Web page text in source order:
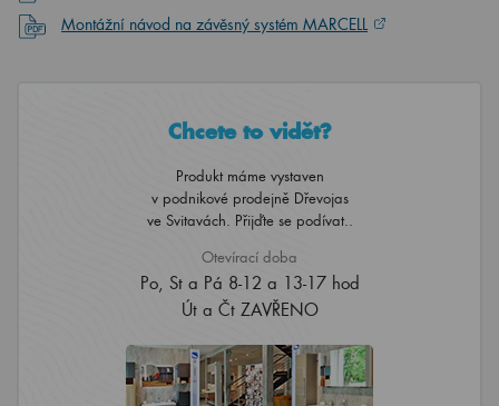
Montážní návod na závěsný systém MARCELL
Chcete to vidět?
Produkt máme vystaven
v podnikové prodejně Dřevojas
ve Svitavách. Přijďte se podívat..
Otevírací doba
Po, St a Pá 8-12 a 13-17 hod
Út a Čt ZAVŘENO